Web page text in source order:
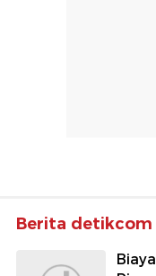
Berita detikcom